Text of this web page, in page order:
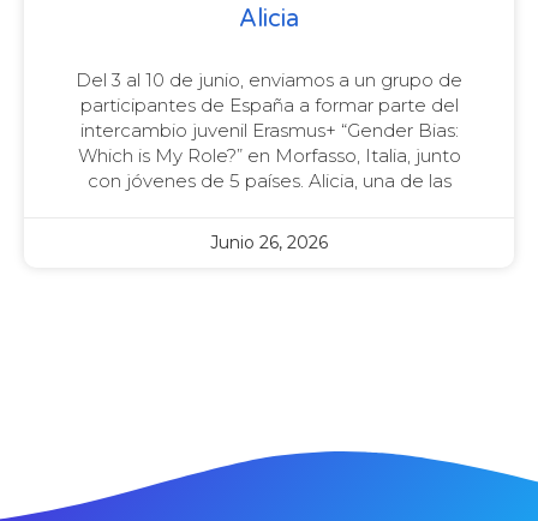
Alicia
Del 3 al 10 de junio, enviamos a un grupo de
participantes de España a formar parte del
intercambio juvenil Erasmus+ “Gender Bias:
Which is My Role?” en Morfasso, Italia, junto
con jóvenes de 5 países. Alicia, una de las
Junio 26, 2026